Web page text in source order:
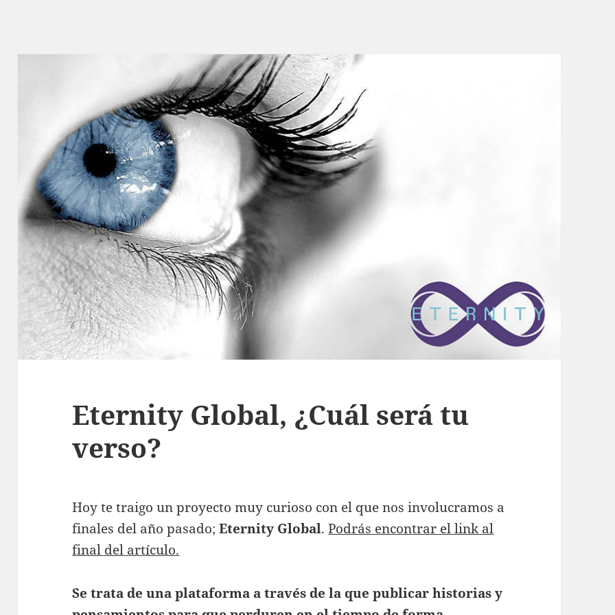
Eternity Global, ¿Cuál será tu
verso?
Hoy te traigo un proyecto muy curioso con el que nos involucramos a
finales del año pasado;Eternity Global.Podrás encontrar el link al
final del artículo.
Se trata de una plataforma a través de la que publicar historias y